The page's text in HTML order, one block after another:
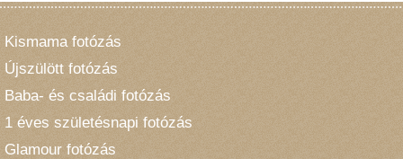
Kismama fotózás
Újszülött fotózás
Baba- és családi fotózás
1 éves születésnapi fotózás
Glamour fotózás